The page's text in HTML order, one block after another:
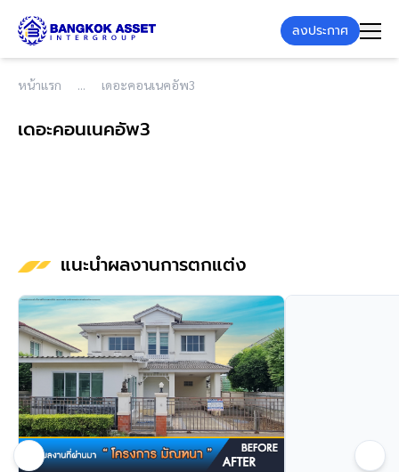
ลงประกาศ
หน้าแรก เดอะคอนเนคอัพ3
เดอะคอนเนคอัพ3
แนะนำผลงานการตกแต่ง